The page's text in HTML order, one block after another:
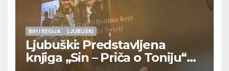
BIH I REGIJA LJUBUŠKI
Ljubuški: Predstavljena
knjiga „Sin – Priča o Toniju“